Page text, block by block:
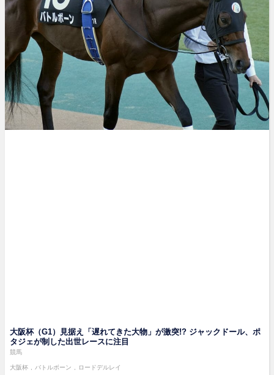
大阪杯（G1）見据え「遅れてきた大物」が激突!? ジャックドール、ポ
タジェが制した出世レースに注目
競馬
大阪杯 バトルボーン ロードデルレイ